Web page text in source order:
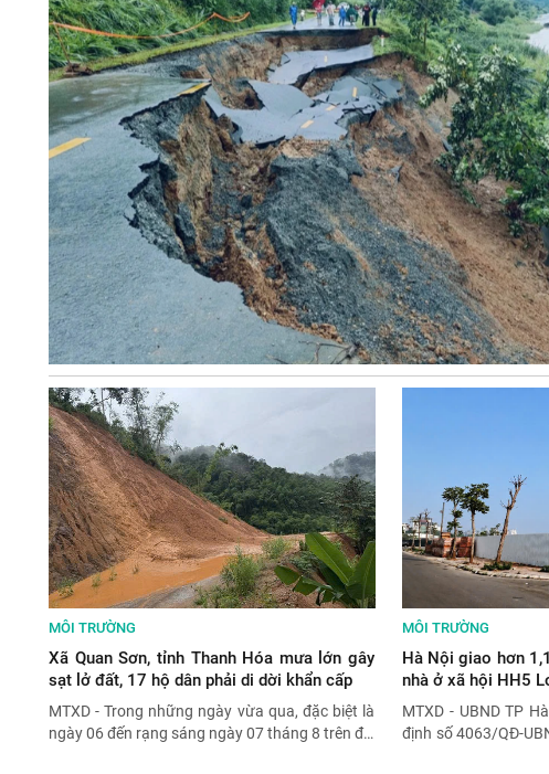
MÔI TRƯỜNG
Xã Quan Sơn, tỉnh Thanh Hóa mưa lớn gây
sạt lở đất, 17 hộ dân phải di dời khẩn cấp
MTXD - Trong những ngày vừa qua, đặc biệt là
ngày 06 đến rạng sáng ngày 07 tháng 8 trên địa
MÔI TRƯỜNG
Hà Nội giao hơn
nhà ở xã hội HH5
MTXD - UBND TP
định số 4063/QĐ-